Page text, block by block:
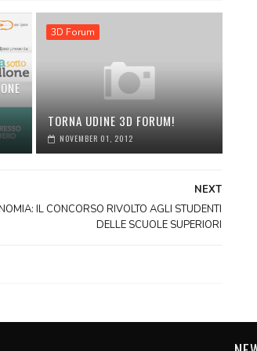
3D Forum
TORNA UDINE 3D FORUM!
NOVEMBER 01, 2012
NEXT
IL CONCORSO RIVOLTO AGLI STUDENTI
DELLE SCUOLE SUPERIORI